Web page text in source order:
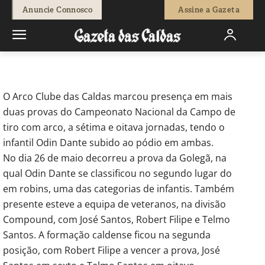
Anuncie Connosco Assine a Gazeta
Redação - 7 de Junho, 2024 0
O Arco Clube das Caldas marcou presença em mais
duas provas do Campeonato Nacional da Campo de
tiro com arco, a sétima e oitava jornadas, tendo o
infantil Odin Dante subido ao pódio em ambas.
No dia 26 de maio decorreu a prova da Golegã, na
qual Odin Dante se classificou no segundo lugar do
em robins, uma das categorias de infantis. Também
presente esteve a equipa de veteranos, na divisão
Compound, com José Santos, Robert Filipe e Telmo
Santos. A formação caldense ficou na segunda
posição, com Robert Filipe a vencer a prova, José